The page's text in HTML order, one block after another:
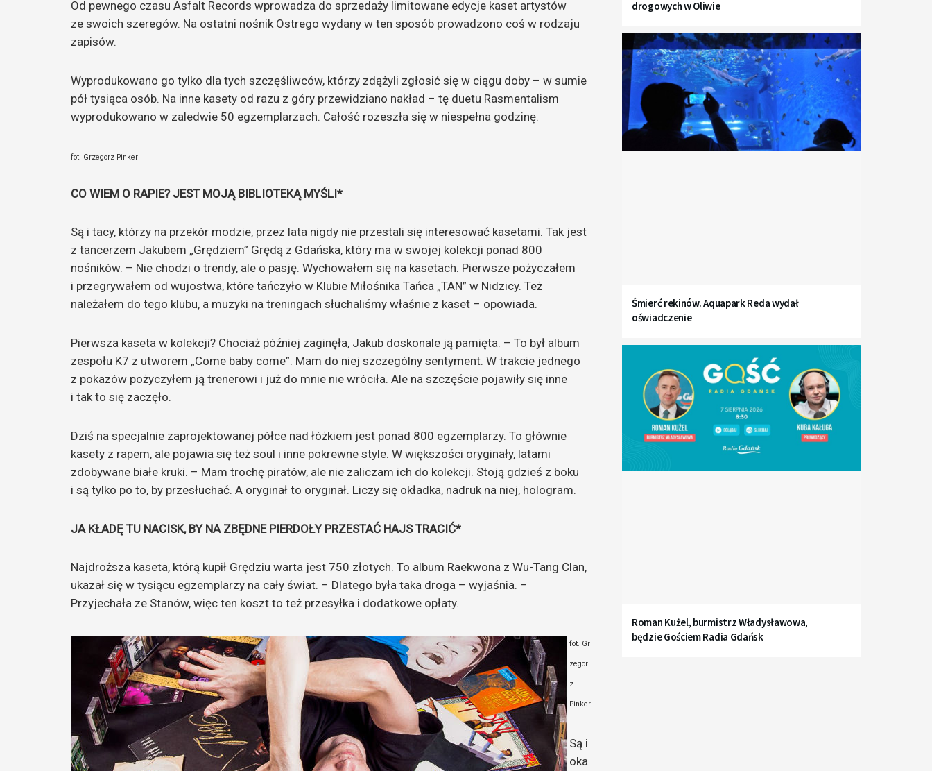
Od pewnego czasu Asfalt Records wprowadza do sprzedaży limitowane edycje kaset artystów
ze swoich szeregów. Na ostatni nośnik Ostrego wydany w ten sposób prowadzono coś w rodzaju
zapisów.
Wyprodukowano go tylko dla tych szczęśliwców, którzy zdążyli zgłosić się w ciągu doby – w sumie
pół tysiąca osób. Na inne kasety od razu z góry przewidziano nakład – tę duetu Rasmentalism
wyprodukowano w zaledwie 50 egzemplarzach. Całość rozeszła się w niespełna godzinę.
fot. Grzegorz Pinker
CO WIEM O RAPIE? JEST MOJĄ BIBLIOTEKĄ MYŚLI*
Są i tacy, którzy na przekór modzie, przez lata nigdy nie przestali się interesować kasetami. Tak jest
z tancerzem Jakubem „Grędziem” Grędą z Gdańska, który ma w swojej kolekcji ponad 800
nośników. – Nie chodzi o trendy, ale o pasję. Wychowałem się na kasetach. Pierwsze pożyczałem
i przegrywałem od wujostwa, które tańczyło w Klubie Miłośnika Tańca „TAN” w Nidzicy. Też
należałem do tego klubu, a muzyki na treningach słuchaliśmy właśnie z kaset – opowiada.
Pierwsza kaseta w kolekcji? Chociaż później zaginęła, Jakub doskonale ją pamięta. – To był album
zespołu K7 z utworem „Come baby come”. Mam do niej szczególny sentyment. W trakcie jednego
z pokazów pożyczyłem ją trenerowi i już do mnie nie wróciła. Ale na szczęście pojawiły się inne
i tak to się zaczęło.
Dziś na specjalnie zaprojektowanej półce nad łóżkiem jest ponad 800 egzemplarzy. To głównie
kasety z rapem, ale pojawia się też soul i inne pokrewne style. W większości oryginały, latami
zdobywane białe kruki. – Mam trochę piratów, ale nie zaliczam ich do kolekcji. Stoją gdzieś z boku
i są tylko po to, by przesłuchać. A oryginał to oryginał. Liczy się okładka, nadruk na niej, hologram.
JA KŁADĘ TU NACISK, BY NA ZBĘDNE PIERDOŁY PRZESTAĆ HAJS TRACIĆ*
Najdroższa kaseta, którą kupił Grędziu warta jest 750 złotych. To album Raekwona z Wu-Tang Clan,
ukazał się w tysiącu egzemplarzy na cały świat. – Dlatego była taka droga – wyjaśnia. –
Przyjechała ze Stanów, więc ten koszt to też przesyłka i dodatkowe opłaty.
fot. Gr
zegor
z
Pinker
Są i
oka
drogowych w Oliwie
Śmierć rekinów. Aquapark Reda wydał
oświadczenie
Roman Kużel, burmistrz Władysławowa,
będzie Gościem Radia Gdańsk